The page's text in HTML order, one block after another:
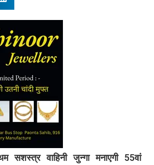
सशस्त्र वाहिनी जुन्गा मनाएगी 55वां